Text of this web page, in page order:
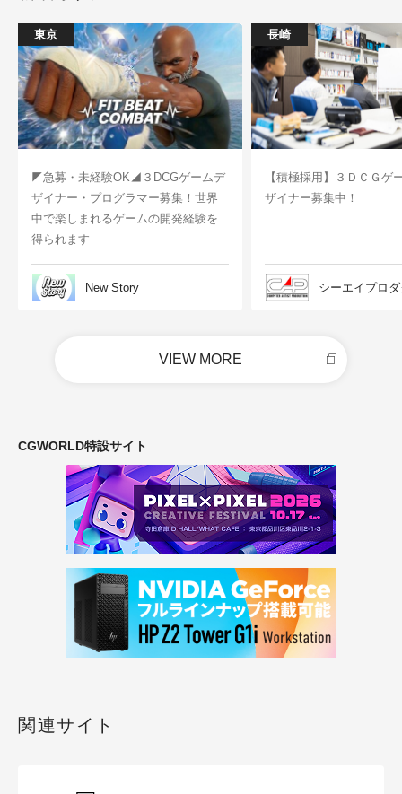
東京
◤急募・未経験OK◢３DCGゲームデ
ザイナー・プログラマー募集！世界
中で楽しまれるゲームの開発経験を
得られます
New Story
長崎
【積極採用】３ＤＣＧゲ
ザイナー募集中！
シーエイプロ
VIEW MORE
CGWORLD特設サイト
関連サイト